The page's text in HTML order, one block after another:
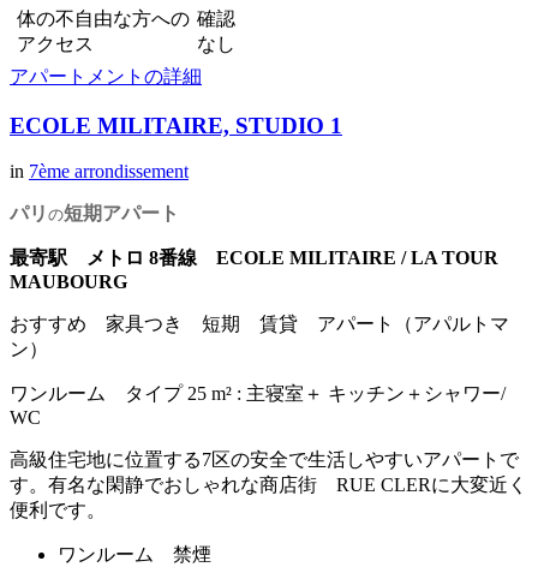
体の不自由な方への
アクセス
確認
なし
アパートメントの詳細
ECOLE MILITAIRE, STUDIO 1
in 7ème arrondissement
パリ の短期アパート
最寄駅 メトロ 8番線 ECOLE MILITAIRE / LA TOUR
MAUBOURG
おすすめ 家具つき 短期 賃貸 アパート（アパルトマ
ン）
ワンルーム タイプ 25 m² : 主寝室＋ キッチン＋シャワー/
WC
高級住宅地に位置する7区の安全で生活しやすいアパートで
す。有名な閑静でおしゃれな商店街 RUE CLERに大変近く
便利です。
ワンルーム 禁煙